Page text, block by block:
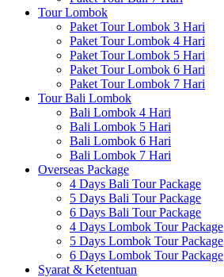
Tour Lombok
Paket Tour Lombok 3 Hari
Paket Tour Lombok 4 Hari
Paket Tour Lombok 5 Hari
Paket Tour Lombok 6 Hari
Paket Tour Lombok 7 Hari
Tour Bali Lombok
Bali Lombok 4 Hari
Bali Lombok 5 Hari
Bali Lombok 6 Hari
Bali Lombok 7 Hari
Overseas Package
4 Days Bali Tour Package
5 Days Bali Tour Package
6 Days Bali Tour Package
4 Days Lombok Tour Package
5 Days Lombok Tour Package
6 Days Lombok Tour Package
Syarat & Ketentuan